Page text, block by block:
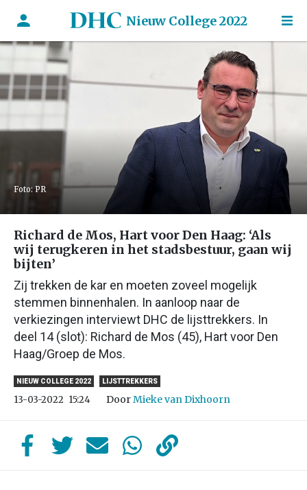
Nieuw College 2022
Foto: PR
Richard de Mos, Hart voor Den Haag: ‘Als
wij terugkeren in het stadsbestuur, gaan wij
bijten’
Zij trekken de kar en moeten zoveel mogelijk
stemmen binnenhalen. In aanloop naar de
verkiezingen interviewt DHC de lijsttrekkers. In
deel 14 (slot): Richard de Mos (45), Hart voor Den
Haag/Groep de Mos.
NIEUW COLLEGE 2022 LIJSTTREKKERS
13-03-2022 15:24 DoorMieke van Dixhoorn